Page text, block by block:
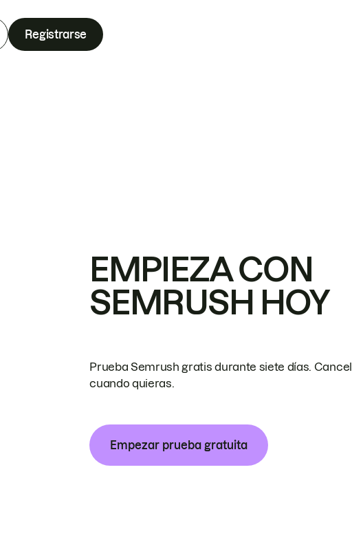
Registrarse
EMPIEZA CON
SEMRUSH HOY
Prueba Semrush gratis durante siete días.
cuando quieras.
Empezar prueba gratuita